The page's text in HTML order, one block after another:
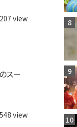
207 view
スー
view